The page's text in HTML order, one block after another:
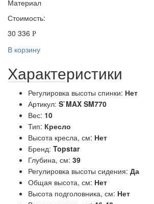
Материал
Стоимость:
30 336 Р
В корзину
Характеристики
Регулировка высоты спинки: Нет
Артикул: S`MAX SM770
Вес: 10
Тип: Кресло
Высота кресла, см: Нет
Бренд: Topstar
Глубина, см: 39
Регулировка высоты сидения: Да
Общая высота, см: Нет
Высота подголовника, см: Нет